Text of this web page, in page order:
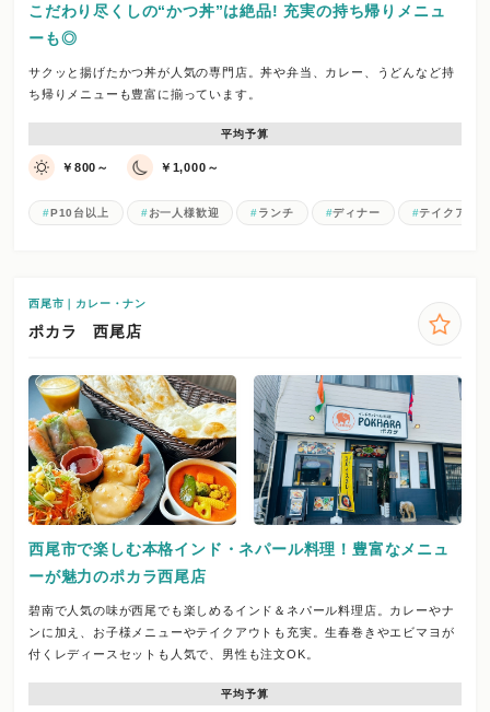
こだわり尽くしの“かつ丼”は絶品! 充実の持ち帰りメニュ
ーも◎
サクッと揚げたかつ丼が人気の専門店。丼や弁当、カレー、うどんなど持
ち帰りメニューも豊富に揃っています。
平均予算
￥800～ ￥1,000～
P10台以上 お一人様歓迎 ランチ ディナー テイクアウト
西尾市｜カレー・ナン
ポカラ 西尾店
西尾市で楽しむ本格インド・ネパール料理！豊富なメニュ
ーが魅力のポカラ西尾店
碧南で人気の味が西尾でも楽しめるインド＆ネパール料理店。カレーやナ
ンに加え、お子様メニューやテイクアウトも充実。生春巻きやエビマヨが
付くレディースセットも人気で、男性も注文OK。
平均予算